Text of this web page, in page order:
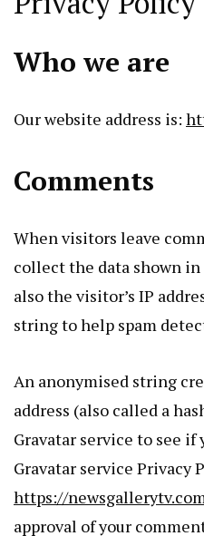
Who we are
Our website address is:
Comments
When visitors leave
collect the data shown
also the visitor’s IP
string to help spam
An anonymised string
address (also called a
Gravatar service to see if
Gravatar service Privacy
https://
approval of your